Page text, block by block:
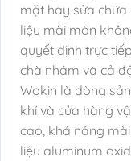
mặt hay sửa
liệu mài mòn
quyết định trực
chà nhám và cả
Wokin là dòng
khí và cửa hàng
cao, khả năng
liệu aluminum